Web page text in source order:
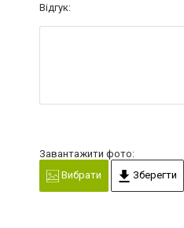
Відгук:
Завантажити фото:
Вибрати
Зберегти